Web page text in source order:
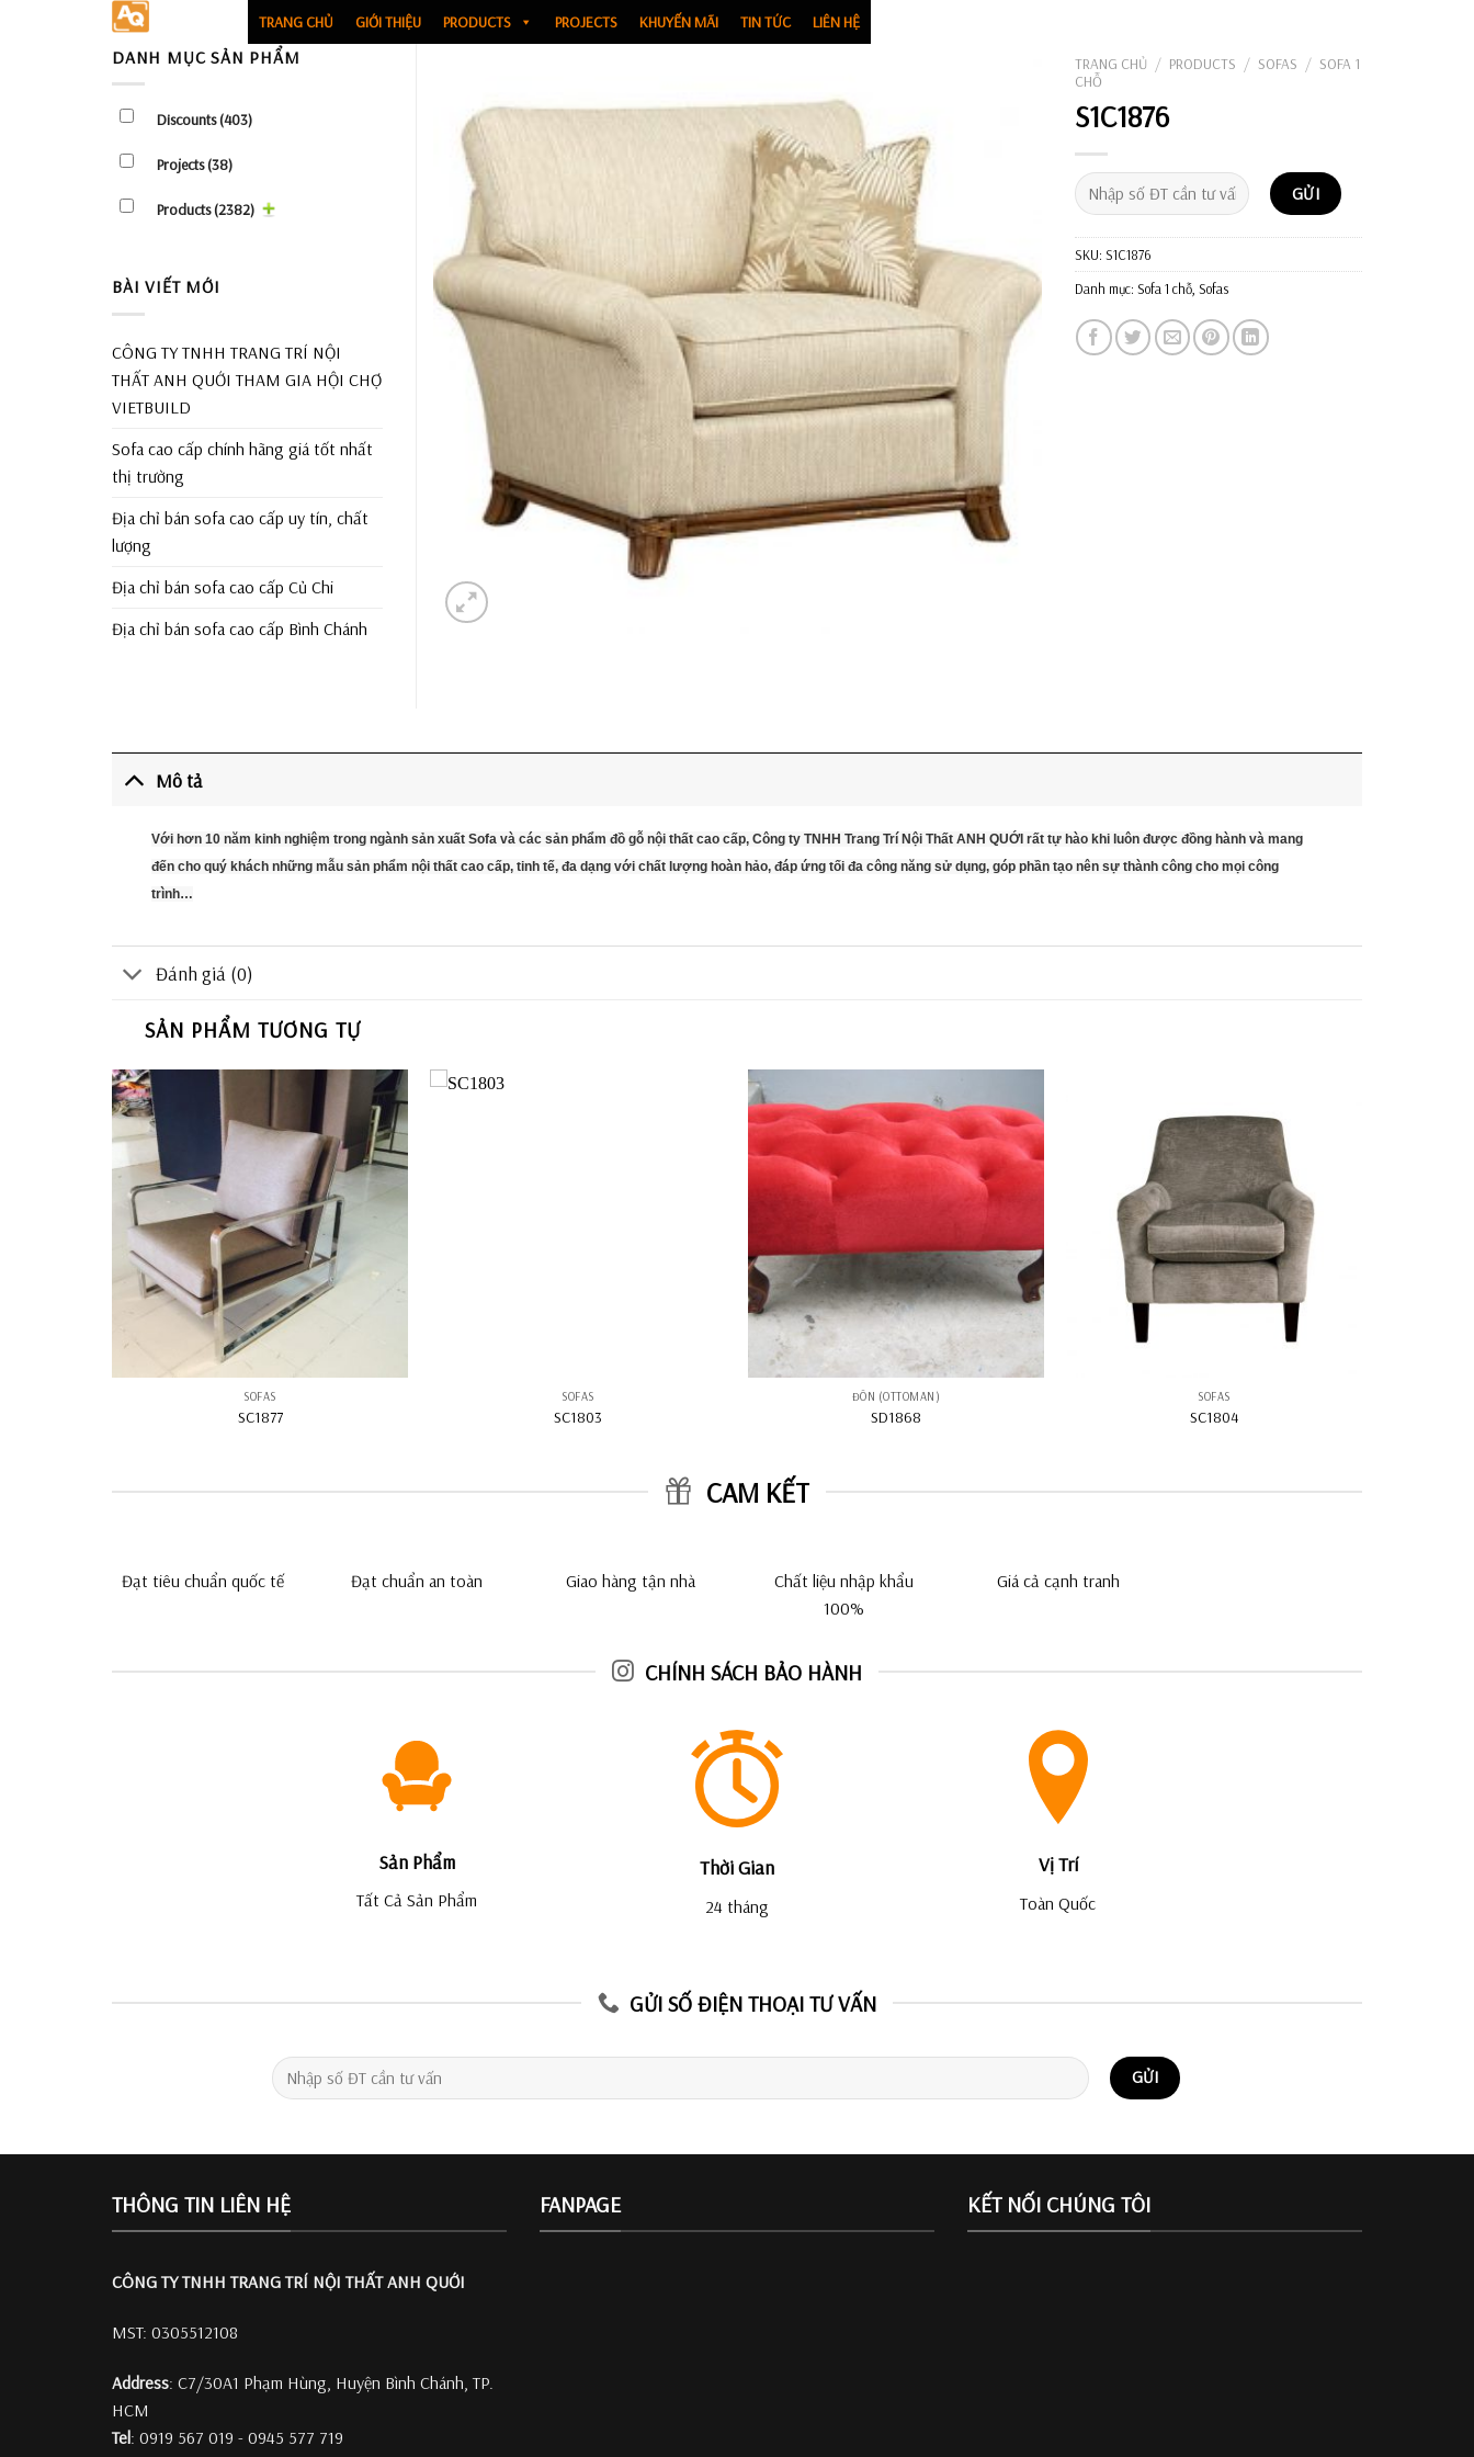
TRANG CHỦ GIỚI THIỆU PRODUCTS PROJECTS KHUYẾN MÃI TIN TỨC LIÊN HỆ
TRANG CHỦ / PRODUCTS / SOFAS / SOFA 1
CHỖ
S1C1876
SKU: S1C1876
Danh mục: Sofa 1 chỗ, Sofas
DANH MỤC SẢN PHẨM
Discounts(403)
Projects(38)
Products(2382)
BÀI VIẾT MỚI
CÔNG TY TNHH TRANG TRÍ NỘI
THẤT ANH QUỚI THAM GIA HỘI CHỢ
VIETBUILD
Sofa cao cấp chính hãng giá tốt nhất
thị trường
Địa chỉ bán sofa cao cấp uy tín, chất
lượng
Địa chỉ bán sofa cao cấp Củ Chi
Địa chỉ bán sofa cao cấp Bình Chánh
Mô tả
Với hơn 10 năm kinh nghiệm trong ngành sản xuất Sofa và các sản phẩm đồ gỗ nội thất cao cấp, Công ty TNHH Trang Trí Nội Thất ANH QUỚI rất tự hào khi luôn được đồng hành và mang
đến cho quý khách những mẫu sản phẩm nội thất cao cấp, tinh tế, đa dạng với chất lượng hoàn hảo, đáp ứng tối đa công năng sử dụng, góp phần tạo nên sự thành công cho mọi công
trình…
Đánh giá (0)
SẢN PHẨM TƯƠNG TỰ
SOFAS
SC1877
SOFAS
SC1803
ĐÔN (OTTOMAN)
SD1868
SOFAS
SC1804
CAM KẾT
Đạt tiêu chuẩn quốc tế Đạt chuẩn an toàn Giao hàng tận nhà
Chất liệu nhập khẩu
100%
Giá cả cạnh tranh
CHÍNH SÁCH BẢO HÀNH
Sản Phẩm
Tất Cả Sản Phẩm
Thời Gian
24 tháng
Vị Trí
Toàn Quốc
GỬI SỐ ĐIỆN THOẠI TƯ VẤN
THÔNG TIN LIÊN HỆ
CÔNG TY TNHH TRANG TRÍ NỘI THẤT ANH QUỚI
MST: 0305512108
Address: C7/30A1 Phạm Hùng, Huyện Bình Chánh, TP.
HCM
Tel: 0919 567 019 - 0945 577 719
FANPAGE KẾT NỐI CHÚNG TÔI